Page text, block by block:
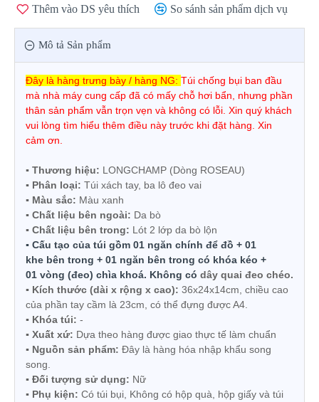
Thêm vào DS yêu thích So sánh sản phẩm dịch vụ
Mô tả Sản phẩm
Đây là hàng trưng bày / hàng NG: Túi chống bụi ban đầu
mà nhà máy cung cấp đã có mấy chỗ hơi bẩn, nhưng phần
thân sản phẩm vẫn trọn vẹn và không có lỗi. Xin quý khách
vui lòng tìm hiểu thêm điều này trước khi đặt hàng. Xin
cảm ơn.
▪ Thương hiệu: LONGCHAMP (Dòng ROSEAU)
▪ Phân loại: Túi xách tay, ba lô đeo vai
▪ Màu sắc: Màu xanh
▪ Chất liệu bên ngoài: Da bò
▪ Chất liệu bên trong: Lót 2 lớp da bò lộn
▪ Cấu tạo của túi gồm 01 ngăn chính để đồ + 01
khe bên trong + 01 ngăn bên trong có khóa kéo +
01 vòng (đeo) chìa khoá. Không có dây quai đeo chéo.
▪ Kích thước (dài x rộng x cao): 36x24x14cm, chiều cao
của phần tay cầm là 23cm, có thể đựng được A4.
▪ Khóa túi: -
▪ Xuất xứ: Dựa theo hàng được giao thực tế làm chuẩn
▪ Nguồn sản phẩm: Đây là hàng hóa nhập khẩu song
song.
▪ Đối tượng sử dụng: Nữ
▪ Phụ kiện: Có túi bụi, Không có hộp quà, hộp giấy và túi